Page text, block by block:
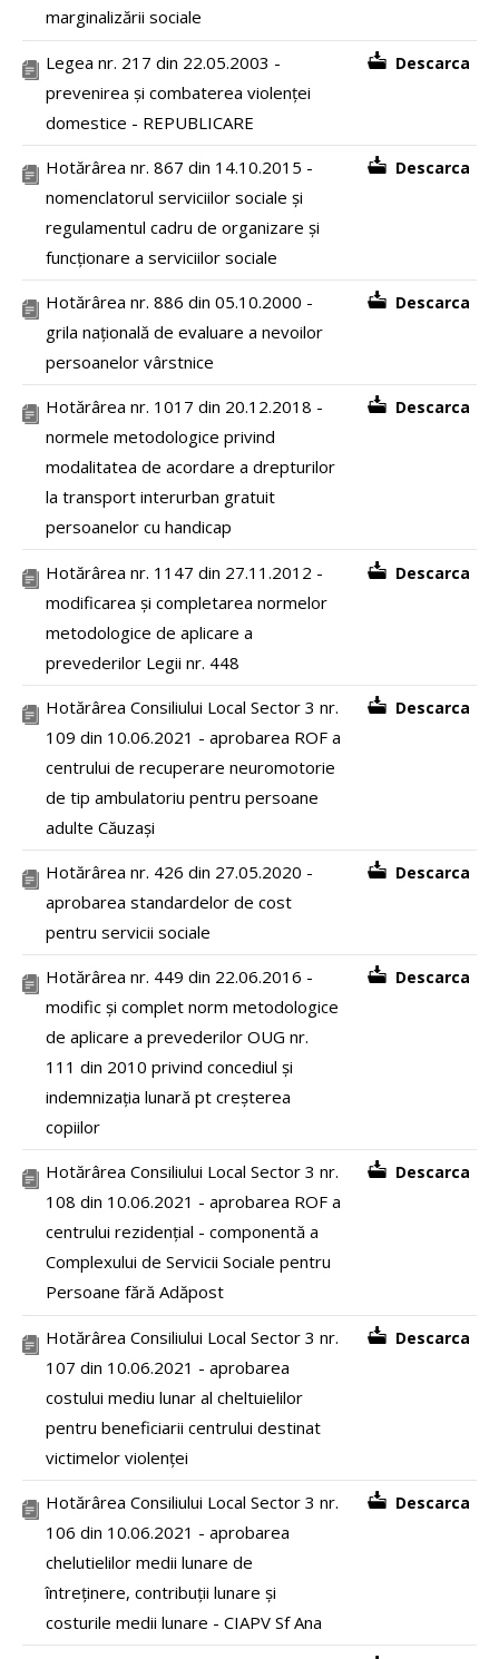
marginalizării sociale
Legea nr. 217 din 22.05.2003 -
prevenirea și combaterea violenței
domestice - REPUBLICARE
Descarca
Hotărârea nr. 867 din 14.10.2015 -
nomenclatorul serviciilor sociale și
regulamentul cadru de organizare și
funcționare a serviciilor sociale
Descarca
Hotărârea nr. 886 din 05.10.2000 -
grila națională de evaluare a nevoilor
persoanelor vârstnice
Descarca
Hotărârea nr. 1017 din 20.12.2018 -
normele metodologice privind
modalitatea de acordare a drepturilor
la transport interurban gratuit
persoanelor cu handicap
Descarca
Hotărârea nr. 1147 din 27.11.2012 -
modificarea și completarea normelor
metodologice de aplicare a
prevederilor Legii nr. 448
Descarca
Hotărârea Consiliului Local Sector 3 nr.
109 din 10.06.2021 - aprobarea ROF a
centrului de recuperare neuromotorie
de tip ambulatoriu pentru persoane
adulte Căuzași
Descarca
Hotărârea nr. 426 din 27.05.2020 -
aprobarea standardelor de cost
pentru servicii sociale
Descarca
Hotărârea nr. 449 din 22.06.2016 -
modific și complet norm metodologice
de aplicare a prevederilor OUG nr.
111 din 2010 privind concediul și
indemnizația lunară pt creșterea
copiilor
Descarca
Hotărârea Consiliului Local Sector 3 nr.
108 din 10.06.2021 - aprobarea ROF a
centrului rezidențial - componentă a
Complexului de Servicii Sociale pentru
Persoane fără Adăpost
Descarca
Hotărârea Consiliului Local Sector 3 nr.
107 din 10.06.2021 - aprobarea
costului mediu lunar al cheltuielilor
pentru beneficiarii centrului destinat
victimelor violenței
Descarca
Hotărârea Consiliului Local Sector 3 nr.
106 din 10.06.2021 - aprobarea
chelutielilor medii lunare de
întreținere, contribuții lunare și
costurile medii lunare - CIAPV Sf Ana
Descarca